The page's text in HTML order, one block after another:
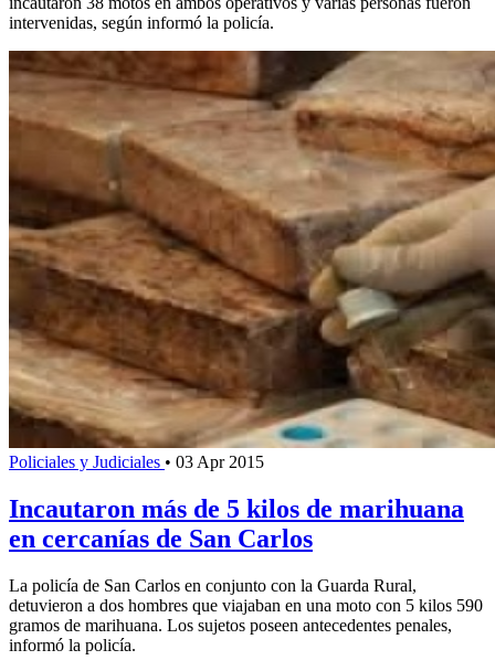
intervenidas, según informó la policía.
Policiales y Judiciales • 03 Apr 2015
Incautaron más de 5 kilos de marihuana
en cercanías de San Carlos
La policía de San Carlos en conjunto con la Guarda Rural,
detuvieron a dos hombres que viajaban en una moto con 5 kilos 590
gramos de marihuana. Los sujetos poseen antecedentes penales,
informó la policía.